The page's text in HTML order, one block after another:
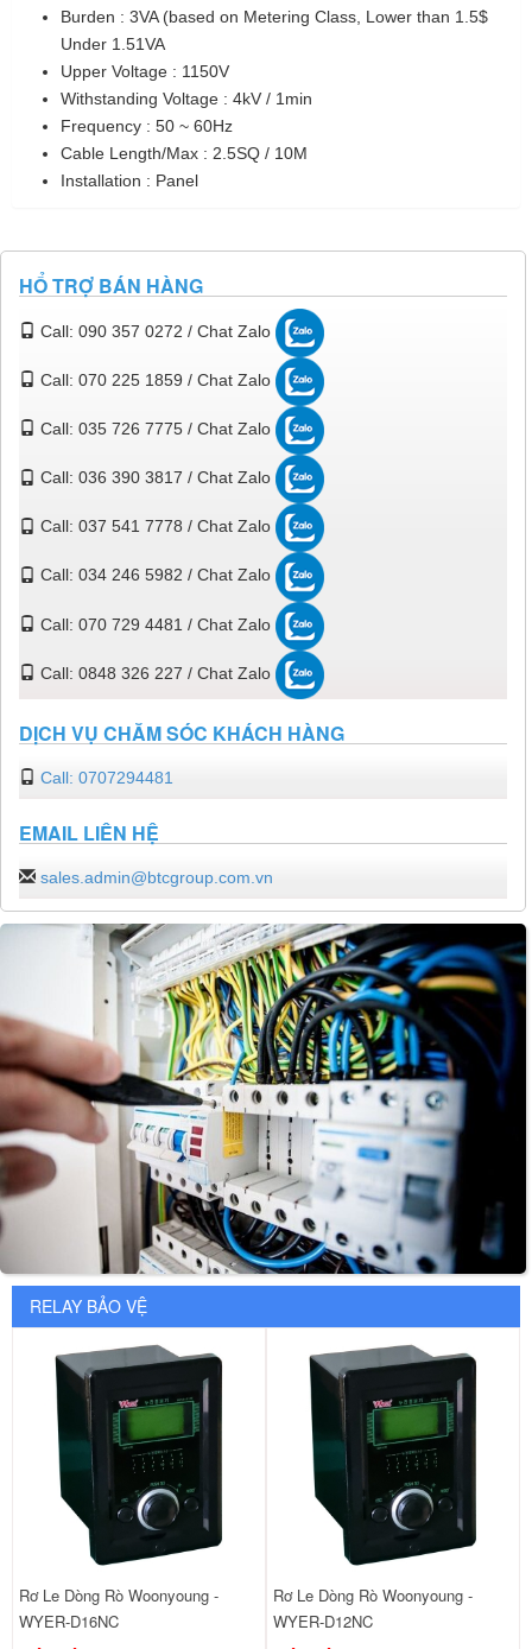
Burden : 3VA (based on Metering Class, Lower than 1.5$
Under 1.51VA
Upper Voltage : 1150V
Withstanding Voltage : 4kV / 1min
Frequency : 50 ~ 60Hz
Cable Length/Max : 2.5SQ / 10M
Installation : Panel
HỔ TRỢ BÁN HÀNG
Call: 090 357 0272 / Chat Zalo
Call: 070 225 1859 / Chat Zalo
Call: 035 726 7775 / Chat Zalo
Call: 036 390 3817 / Chat Zalo
Call: 037 541 7778 / Chat Zalo
Call: 034 246 5982 / Chat Zalo
Call: 070 729 4481 / Chat Zalo
Call: 0848 326 227 / Chat Zalo
DỊCH VỤ CHĂM SÓC KHÁCH HÀNG
Call: 0707294481
EMAIL LIÊN HỆ
sales.admin@btcgroup.com.vn
RELAY BẢO VỆ
Rơ Le Dòng Rò Woonyoung -
WYER-D16NC
Rơ Le Dòng Rò Woonyoung -
WYER-D12NC